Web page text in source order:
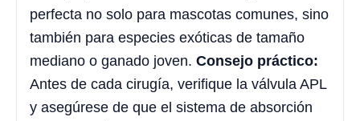
perfecta no solo para mascotas comunes, sino
también para especies exóticas de tamaño
mediano o ganado joven. Consejo práctico:
Antes de cada cirugía, verifique la válvula APL
y asegúrese de que el sistema de absorción